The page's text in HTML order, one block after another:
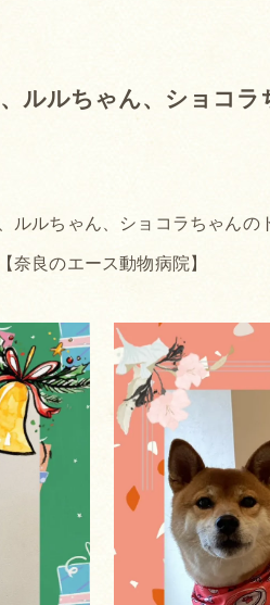
ルルちゃん、ショコ
ルルちゃん、ショコラちゃんの
【奈良のエース動物病院】